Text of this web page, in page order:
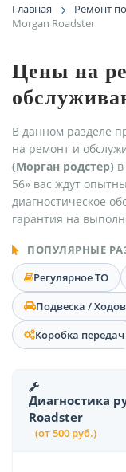
Главная Ремонт
Morgan Roadster
Цены на
В данном разделе
на ремонт и
(Морган родстер)
56» вас ждут
диагностическое
гарантия на
ПОПУЛЯРНЫЕ
Регулярное ТО
Подвеска /
Коробка передач
Диагностика
Roadster
(от 500 руб.)